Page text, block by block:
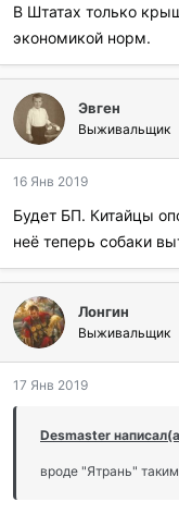
В Штатах только
экономикой норм.
Эвген
Выживальщик
16 Янв 2019
Будет БП. Китайцы
неё теперь собаки
Лонгин
Выживальщик
17 Янв 2019
Desmaster
вроде "Ятрань"